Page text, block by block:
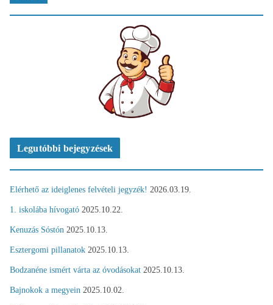
Legutóbbi bejegyzések
Elérhető az ideiglenes felvételi jegyzék! 2026.03.19.
1. iskolába hívogató 2025.10.22.
Kenuzás Sóstón 2025.10.13.
Esztergomi pillanatok 2025.10.13.
Bodzanéne ismért várta az óvodásokat 2025.10.13.
Bajnokok a megyein 2025.10.02.